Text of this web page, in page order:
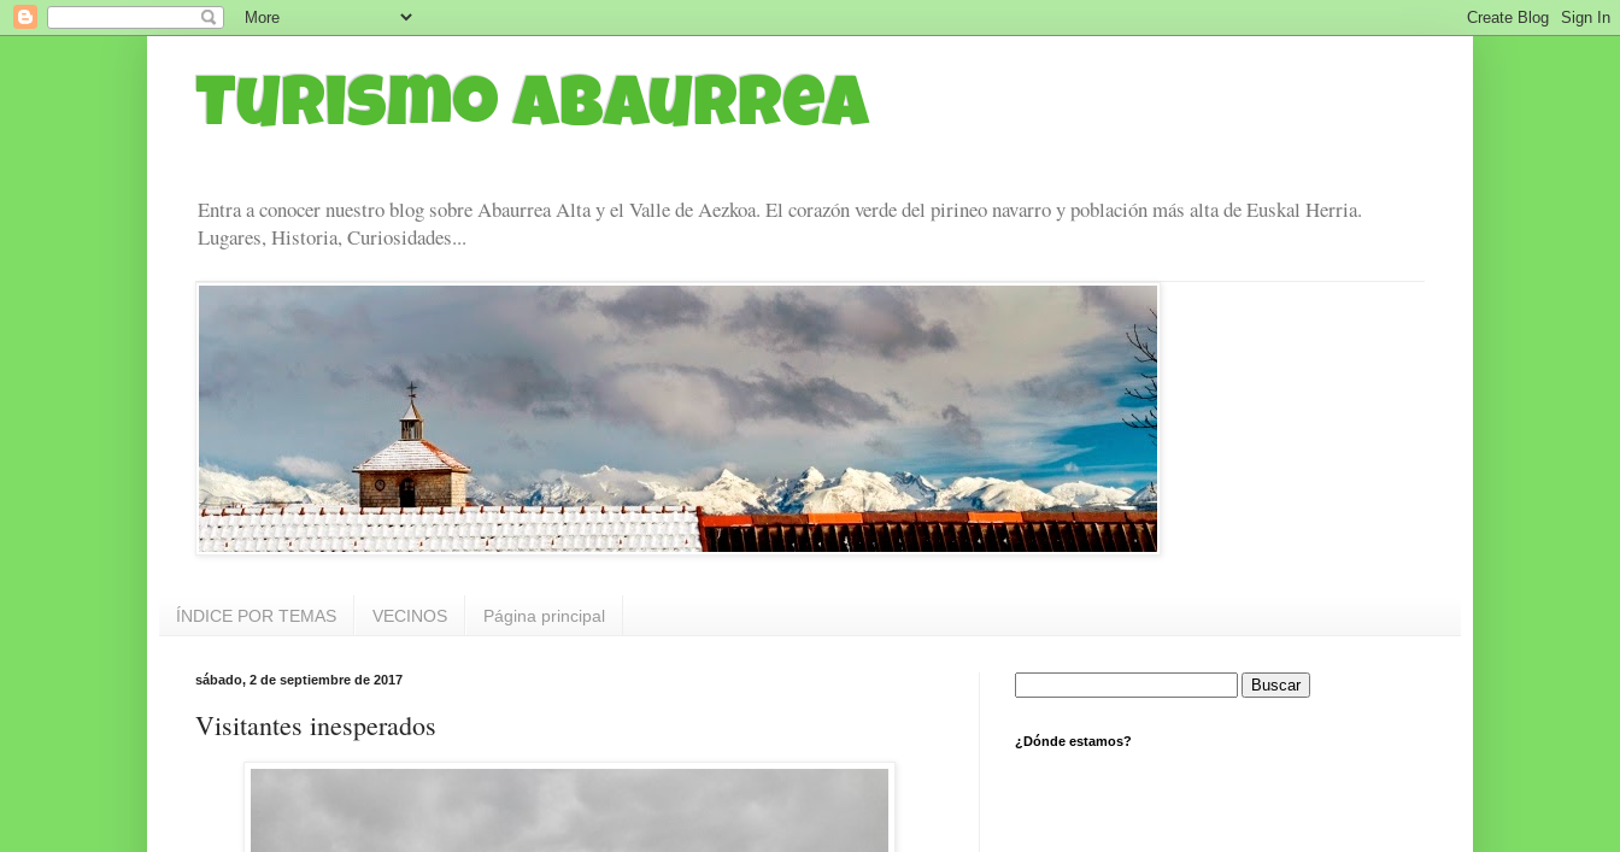
Turismo Abaurrea
Entra a conocer nuestro blog sobre Abaurrea Alta y el Valle de Aezkoa. El corazón verde del pirineo navarro y población más alta de Euskal Herria.
Lugares, Historia, Curiosidades...
ÍNDICE POR TEMAS VECINOS Página principal
sábado, 2 de septiembre de 2017
Visitantes inesperados ¿Dónde estamos?